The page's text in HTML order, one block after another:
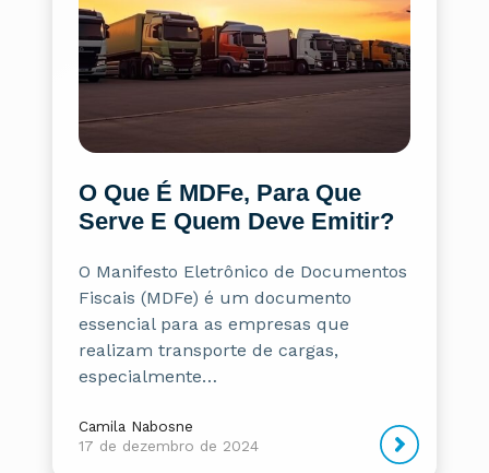
O Que É MDFe, Para Que
Serve E Quem Deve Emitir?
O Manifesto Eletrônico de Documentos
Fiscais (MDFe) é um documento
essencial para as empresas que
realizam transporte de cargas,
especialmente…
Camila Nabosne
17 de dezembro de 2024